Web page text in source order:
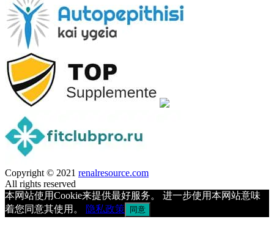
Copyright © 2021 renalresource.com
All rights reserved
本网站使用Cookie来提供最好服务。 进一步使用本网站意味
着您同意其使用。
隐私政策 同意